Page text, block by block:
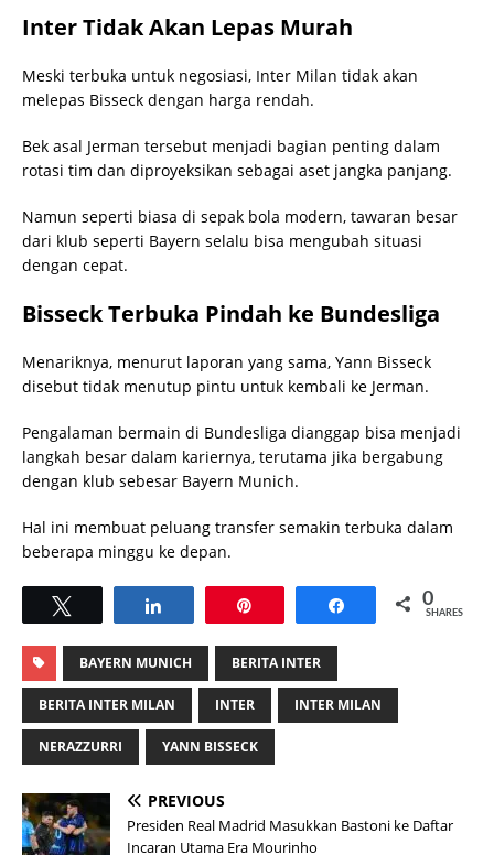
Inter Tidak Akan Lepas Murah
Meski terbuka untuk negosiasi, Inter Milan tidak akan
melepas Bisseck dengan harga rendah.
Bek asal Jerman tersebut menjadi bagian penting dalam
rotasi tim dan diproyeksikan sebagai aset jangka panjang.
Namun seperti biasa di sepak bola modern, tawaran besar
dari klub seperti Bayern selalu bisa mengubah situasi
dengan cepat.
Bisseck Terbuka Pindah ke Bundesliga
Menariknya, menurut laporan yang sama, Yann Bisseck
disebut tidak menutup pintu untuk kembali ke Jerman.
Pengalaman bermain di Bundesliga dianggap bisa menjadi
langkah besar dalam kariernya, terutama jika bergabung
dengan klub sebesar Bayern Munich.
Hal ini membuat peluang transfer semakin terbuka dalam
beberapa minggu ke depan.
Share 0
SHARES
BAYERN MUNICH BERITA INTER
BERITA INTER MILAN INTER INTER MILAN
NERAZZURRI YANN BISSECK
PREVIOUS
Presiden Real Madrid Masukkan Bastoni ke Daftar
Incaran Utama Era Mourinho